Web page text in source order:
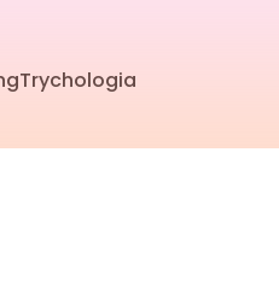
Trychologia